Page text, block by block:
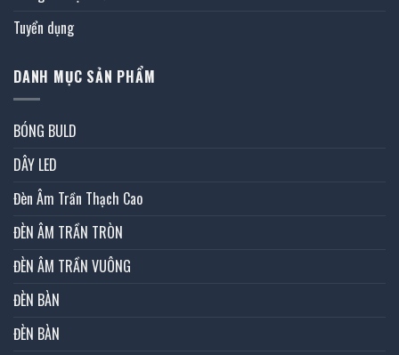
Tuyển dụng
DANH MỤC SẢN PHẨM
BÓNG BULD
DÂY LED
Đèn Âm Trần Thạch Cao
ĐÈN ÂM TRẦN TRÒN
ĐÈN ÂM TRẦN VUÔNG
ĐÈN BÀN
ĐÈN BÀN